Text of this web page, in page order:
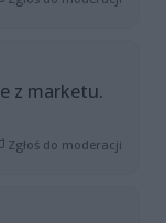
z marketu.
Zgłoś do moderacji